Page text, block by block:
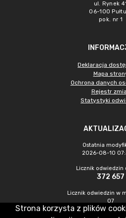
ul. Rynek
06-100
pok. nr 1
Deklaracja
Mapa
Ochrona danych
Rejestr
Statystyki
Ostatnia
2026-08-10
Licznik odwiedzin
372 657
Licznik odwiedzin w
07
1 361
Strona korzysta z plików